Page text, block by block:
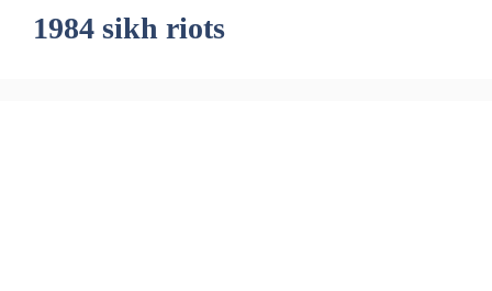
1984 sikh riots